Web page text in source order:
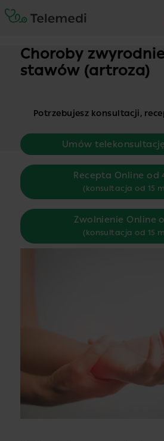
Choroby
stawów (artroza)
Potrzebujesz konsultacji,
Umów
Recepta Online od
(konsultacja od 15
Zwolnienie Online
(konsultacja od 15